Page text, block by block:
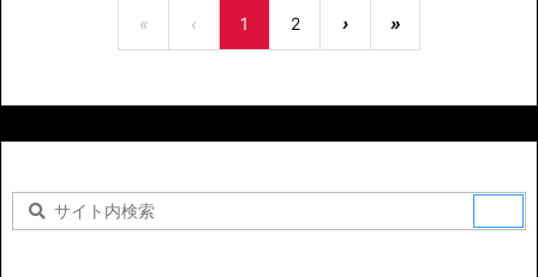
« ‹ 1 2 › »